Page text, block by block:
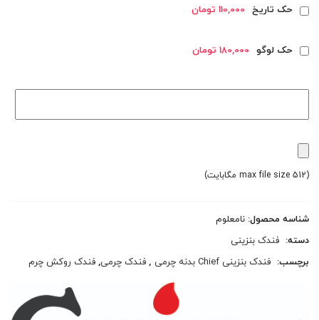
حک تاریخ 110,000 تومان
حک لوگو 180,000 تومان
(max file size 512 مگابایت)
شناسه محصول:نامعلوم
دسته: فندک بنزینی
برچسب: فندک بنزینی Chief بدنه چرمی ,فندک چرمی,فندک روکش چرم